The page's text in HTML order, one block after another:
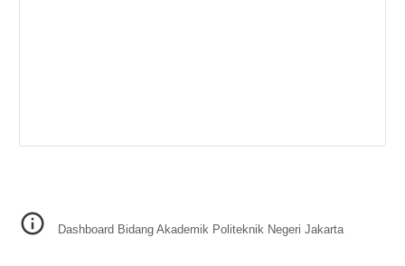
Dashboard Bidang Akademik Politeknik Negeri Jakarta